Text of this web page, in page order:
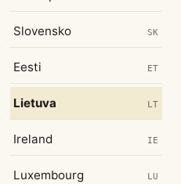
Slovensko SK
Eesti ET
Lietuva LT
Ireland IE
Luxembourg LU